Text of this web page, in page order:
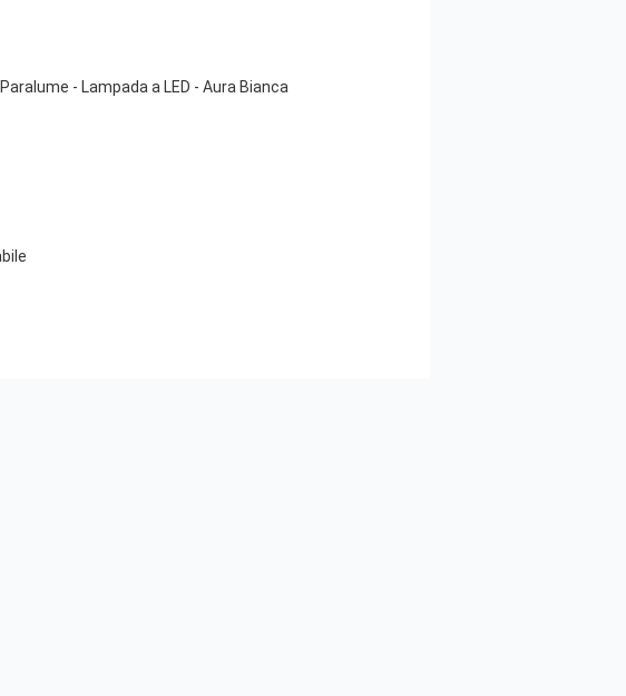
- Lampada a LED - Aura Bianca